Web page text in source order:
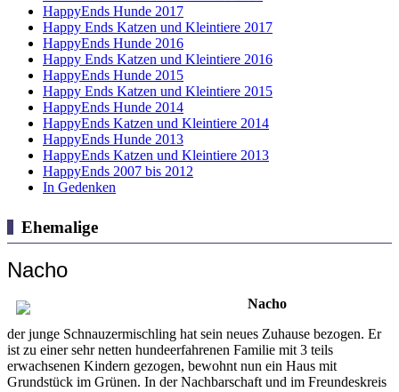
HappyEnds Hunde 2017
Happy Ends Katzen und Kleintiere 2017
HappyEnds Hunde 2016
Happy Ends Katzen und Kleintiere 2016
HappyEnds Hunde 2015
Happy Ends Katzen und Kleintiere 2015
HappyEnds Hunde 2014
HappyEnds Katzen und Kleintiere 2014
HappyEnds Hunde 2013
HappyEnds Katzen und Kleintiere 2013
HappyEnds 2007 bis 2012
In Gedenken
Ehemalige
Nacho
Nacho
der junge Schnauzermischling hat sein neues Zuhause bezogen. Er
ist zu einer sehr netten hundeerfahrenen Familie mit 3 teils
erwachsenen Kindern gezogen, bewohnt nun ein Haus mit
Grundstück im Grünen. In der Nachbarschaft und im Freundeskreis